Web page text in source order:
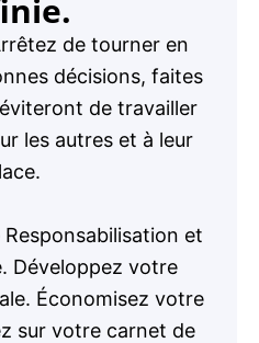
de tourner en
décisions, faites
de travailler
les autres et à leur
Responsabilisation et
Développez votre
Économisez votre
sur votre carnet de